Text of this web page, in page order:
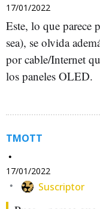
17/01/2022
Este, lo que parece
sea), se olvida
por cable/Internet
los paneles OLED.
TMOTT
17/01/2022
Suscriptor